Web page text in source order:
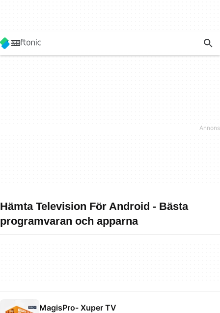
Hämta Television För Android - Bästa
programvaran och apparna
MagisPro- Xuper TV